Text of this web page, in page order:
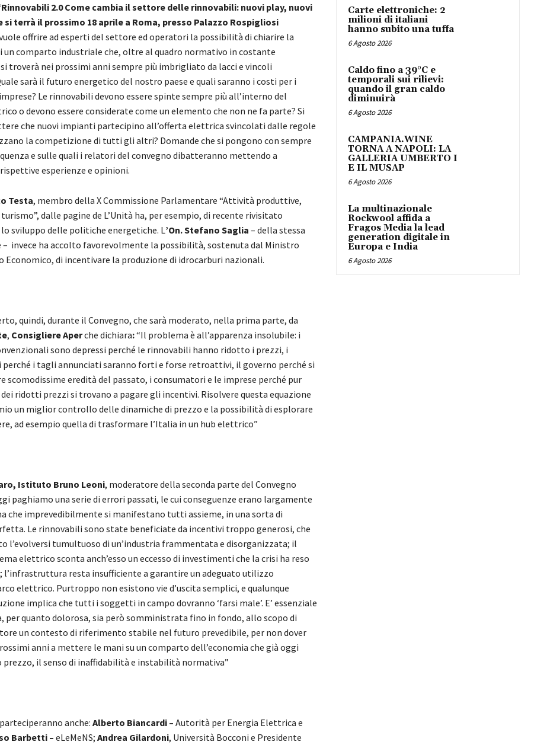
Rinnovabili 2.0 Come cambia il settore delle rinnovabili: nuovi play, nuovi
si terrà il prossimo 18 aprile a Roma, presso Palazzo Rospigliosi
offrire ad esperti del settore ed operatori la possibilità di chiarire la
un comparto industriale che, oltre al quadro normativo in costante
troverà nei prossimi anni sempre più imbrigliato da lacci e vincoli
sarà il futuro energetico del nostro paese e quali saranno i costi per i
Le rinnovabili devono essere spinte sempre più all’interno del
o devono essere considerate come un elemento che non ne fa parte? Si
che nuovi impianti partecipino all’offerta elettrica svincolati dalle regole
la competizione di tutti gli altri? Domande che si pongono con sempre
e sulle quali i relatori del convegno dibatteranno mettendo a
esperienze e opinioni.
Testa, membro della X Commissione Parlamentare “Attività produttive,
dalle pagine de L’Unità ha, per esempio, di recente rivisitato
sviluppo delle politiche energetiche. L’On. Stefano Saglia – della stessa
– invece ha accolto favorevolmente la possibilità, sostenuta dal Ministro
Economico, di incentivare la produzione di idrocarburi nazionali.
quindi, durante il Convegno, che sarà moderato, nella prima parte, da
, Consigliere Aperche dichiara:“Il problema è all’apparenza insolubile: i
sono depressi perché le rinnovabili hanno ridotto i prezzi, i
i tagli annunciati saranno forti e forse retroattivi, il governo perché si
scomodissime eredità del passato, i consumatori e le imprese perché pur
ridotti prezzi si trovano a pagare gli incentivi. Risolvere questa equazione
un miglior controllo delle dinamiche di prezzo e la possibilità di esplorare
ad esempio quella di trasformare l’Italia in un hub elettrico”
Istituto Bruno Leoni, moderatore della seconda parte del Convegno
paghiamo una serie di errori passati, le cui conseguenze erano largamente
che imprevedibilmente si manifestano tutti assieme, in una sorta di
Le rinnovabili sono state beneficiate da incentivi troppo generosi, che
l’evolversi tumultuoso di un’industria frammentata e disorganizzata; il
elettrico sconta anch’esso un eccesso di investimenti che la crisi ha reso
l’infrastruttura resta insufficiente a garantire un adeguato utilizzo
elettrico. Purtroppo non esistono vie d’uscita semplici, e qualunque
implica che tutti i soggetti in campo dovranno ‘farsi male’. E’ essenziale
per quanto dolorosa, sia però somministrata fino in fondo, allo scopo di
un contesto di riferimento stabile nel futuro prevedibile, per non dover
anni a mettere le mani su un comparto dell’economia che già oggi
prezzo, il senso di inaffidabilità e instabilità normativa”
anche: Alberto Biancardi – Autorità per Energia Elettrica e
Barbetti – eLeMeNS; Andrea Gilardoni, Università Bocconi e Presidente
Carte elettroniche: 2
milioni di italiani
hanno subito una tuffa
6 Agosto 2026
Caldo fino a 39°C e
temporali sui rilievi:
quando il gran caldo
diminuirà
6 Agosto 2026
CAMPANIA.WINE
TORNA A NAPOLI: LA
GALLERIA UMBERTO I
E IL MUSAP
6 Agosto 2026
La multinazionale
Rockwool affida a
Fragos Media la lead
generation digitale in
Europa e India
6 Agosto 2026